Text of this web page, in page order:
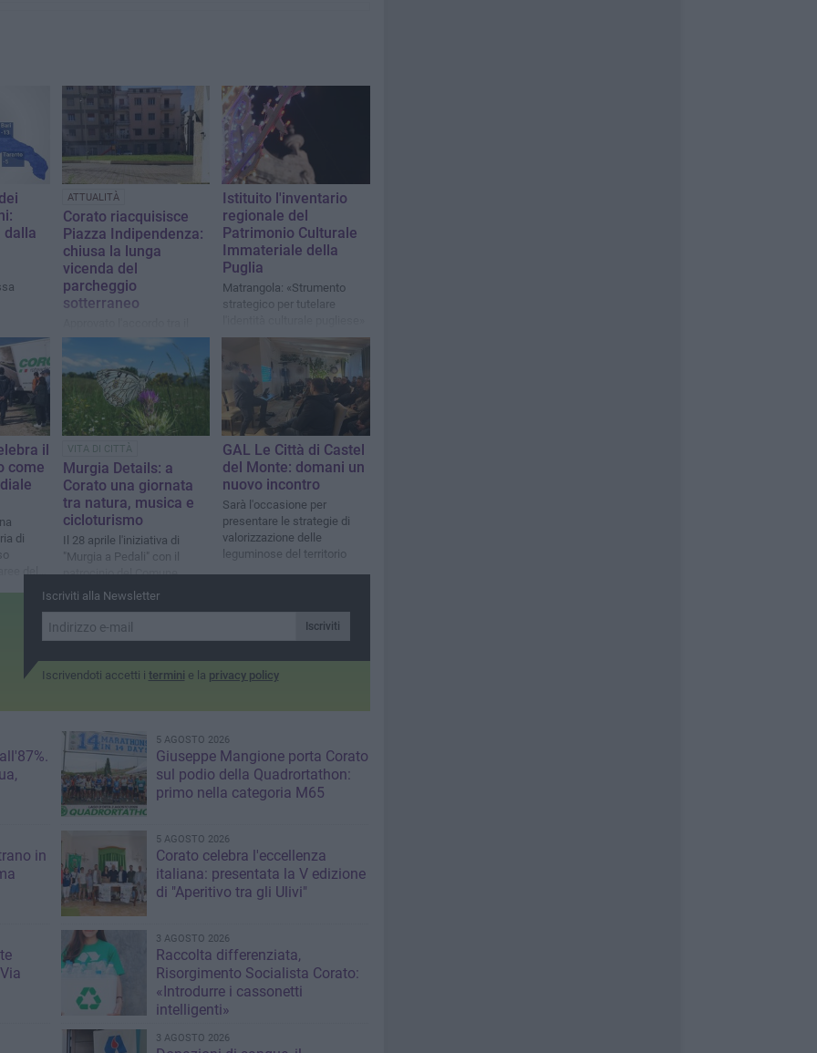
dalla
ATTUALITÀ
Corato riacquisisce
Piazza Indipendenza:
chiusa la lunga
vicenda del
parcheggio
sotterraneo
Comune, Co.Gest. S.r.l. e
Voltedison S.r.l.
Istituito l'inventario
regionale del
Patrimonio Culturale
Immateriale della
Puglia
Matrangola: «Strumento
strategico per tutelare
il
come
di
del
VITA DI CITTÀ
Murgia Details: a
Corato una giornata
tra natura, musica e
cicloturismo
Il 28 aprile l'iniziativa di
"Murgia a Pedali" con il
patrocinio del Comune
GAL Le Città di Castel
del Monte: domani un
nuovo incontro
Sarà l'occasione per
presentare le strategie di
valorizzazione delle
leguminose del territorio
Iscriviti alla Newsletter
Iscriviti
Iscrivendoti accetti i termini e la privacy policy
5 AGOSTO 2026
Giuseppe Mangione porta Corato
sul podio della Quadrortathon:
primo nella categoria M65
in
5 AGOSTO 2026
Corato celebra l'eccellenza
italiana: presentata la V edizione
di "Aperitivo tra gli Ulivi"
3 AGOSTO 2026
Raccolta differenziata,
Risorgimento Socialista Corato:
«Introdurre i cassonetti
intelligenti»
3 AGOSTO 2026